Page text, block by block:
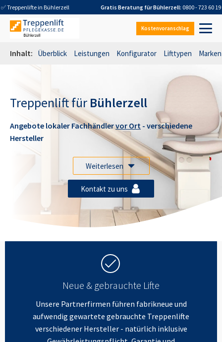
✅ Treppenlifte in Bühlerzell Gratis Beratung fürBühlerzell: 0800 - 723 60 19
Kostenvoranschlag
Inhalt: Überblick Leistungen Konfigurator Lifttypen Marken
Treppenlift für Bühlerzell
Angebote lokaler Fachhändlervor Ort - verschiedene
Hersteller
Weiterlesen
Kontakt zu uns
Neue & gebrauchte Lifte
Unsere Partnerfirmen führen fabrikneue und
aufwendig gewartete gebrauchte Treppenlifte
verschiedener Hersteller - natürlich inklusive